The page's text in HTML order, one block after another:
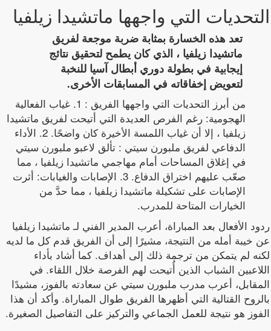
التحديات التي واجهها ماتشيدا زيلفيا
تعد هذه الخسارة بمثابة ضربة موجعة لفريق
ماتشيدا زيلفيا ، الذي كان يطمح لتحقيق نتائج
إيجابية في بطولة دوري أبطال آسيا للنخبة
لتعويض إخفاقاته في المسابقات الأخرى.
من أبرز التحديات التي واجهها الفريق : 1. غياب الفعالية
الهجومية: رغم الفرص العديدة التي أتيحت لفريق ماتشيدا
زيلفيا ، إلا أن غياب اللمسة الأخيرة كان واضحًا. 2. الأداء
الدفاعي لفريق ملبورن سيتي : تألق لاعبو ملبورن سيتي
في إغلاق المساحات أمام مهاجمي ماتشيدا زيلفيا ، مما
صعّب عليهم اختراق الدفاع. 3. الإصابات والغيابات: أثرت
الإصابات على تشكيلة ماتشيدا زيلفيا ، مما حدَّ من
الخيارات المتاحة للمدرب.
ردود الأفعال بعد المباراة، أعرب المدير الفني لـ ماتشيدا زيلفيا
عن خيبة أمله من النتيجة، مشيرًا إلى أن الفريق قدم كل ما لديه
لكنه لم يتمكن من ترجمة ذلك إلى أهداف. كما أشاد بأداء
اللاعبين الشباب الذين أُتيحت لهم الفرصة خلال اللقاء. في
المقابل، أعرب مدرب ملبورن سيتي عن سعادته بالفوز، مشيدًا
بالروح القتالية التي أظهرها الفريق طوال المباراة. وأكد أن هذا
الفوز هو نتيجة للعمل الجماعي والتركيز على التفاصيل الصغيرة.